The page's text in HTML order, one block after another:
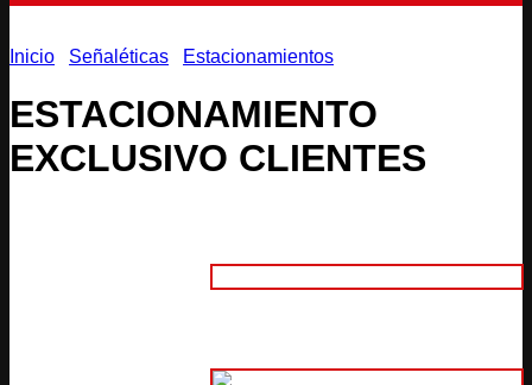
Inicio Señaléticas Estacionamientos
ESTACIONAMIENTO
EXCLUSIVO CLIENTES